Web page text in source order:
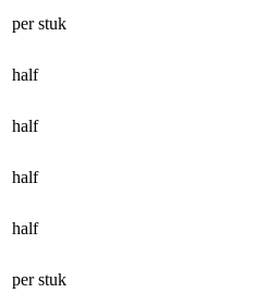
per stuk
half
half
half
half
per stuk